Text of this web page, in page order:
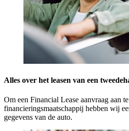
Alles over het leasen van een
Om een Financial Lease aanvraag aan
financieringsmaatschappij hebben wij
gegevens van de auto.